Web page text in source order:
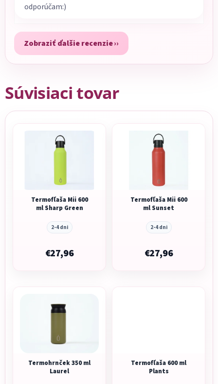
odporúčam:)
Zobraziť ďalšie recenzie
Súvisiaci tovar
Termofľaša Mii 600
ml Sharp Green
2-4 dni
€27,96
Termofľaša Mii 600
ml Sunset
2-4 dni
€27,96
Termohrnček 350 ml
Laurel
Termofľaša 600 ml
Plants